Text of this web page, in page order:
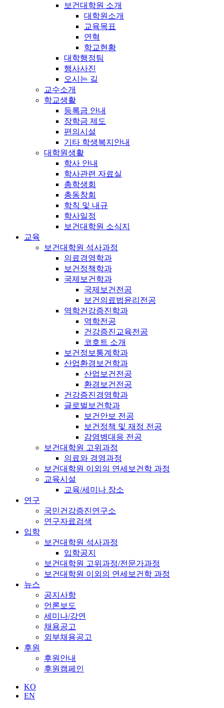
보건대학원 소개
대학원소개
교육목표
연혁
학교현황
대학행정팀
행사사진
오시는 길
교수소개
학교생활
등록금 안내
장학금 제도
편의시설
기타 학생복지안내
대학원생활
학사 안내
학사관련 자료실
총학생회
총동창회
학칙 및 내규
학사일정
보건대학원 소식지
교육
보건대학원 석사과정
의료경영학과
보건정책학과
국제보건학과
국제보건전공
보건의료법윤리전공
역학건강증진학과
역학전공
건강증진교육전공
코호트 소개
보건정보통계학과
산업환경보건학과
산업보건전공
환경보건전공
건강증진경영학과
글로벌보건학과
보건안보 전공
보건정책 및 재정 전공
감염병대응 전공
보건대학원 고위과정
의료와 경영과정
보건대학원 이외의 연세보건학 과정
교육시설
교육/세미나 장소
연구
국민건강증진연구소
연구자료검색
입학
보건대학원 석사과정
입학공지
보건대학원 고위과정/전문가과정
보건대학원 이외의 연세보건학 과정
뉴스
공지사항
언론보도
세미나/강연
채용공고
외부채용공고
후원
후원안내
후원캠페인
KO
EN